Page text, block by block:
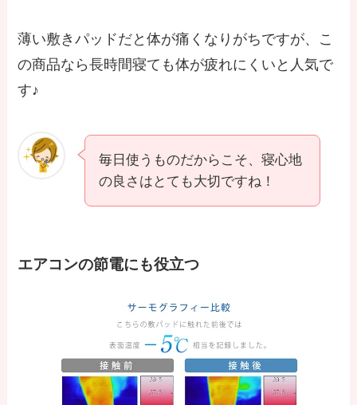
薄い敷きパッドだと体が痛くなりがちですが、こ
の商品なら長時間寝ても体が疲れにくいと人気で
す♪
毎日使うものだからこそ、寝心地
の良さはとても大切ですね！
エアコンの節電にも役立つ